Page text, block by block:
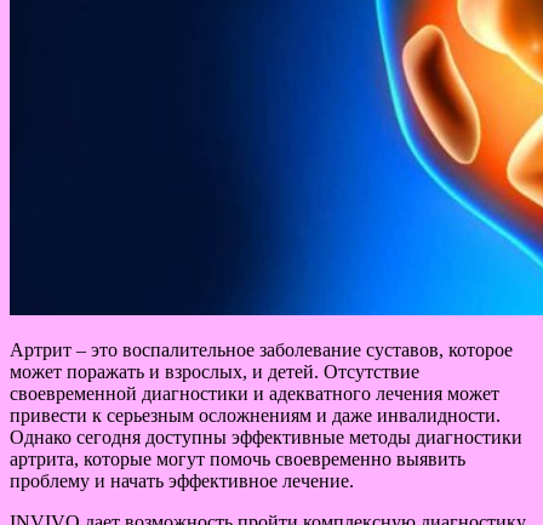
Артрит – это воспалительное заболевание суставов, которое
может поражать и взрослых, и детей. Отсутствие
своевременной диагностики и адекватного лечения может
привести к серьезным осложнениям и даже инвалидности.
Однако сегодня доступны эффективные методы диагностики
артрита, которые могут помочь своевременно выявить
проблему и начать эффективное лечение.